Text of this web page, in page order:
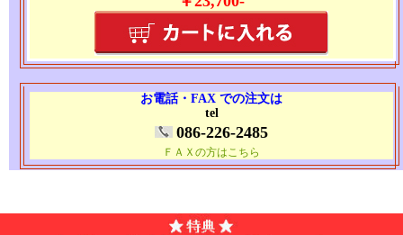
お電話・FAX での注文は
tel
086-226-2485
ＦＡＸの方はこちら